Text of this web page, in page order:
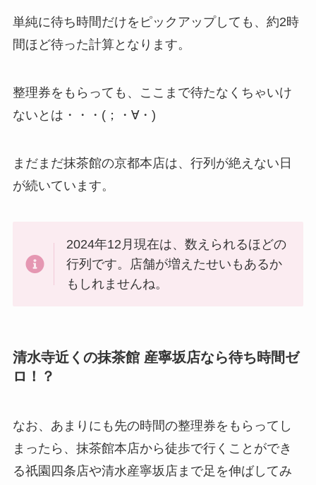
単純に待ち時間だけをピックアップしても、約2時
間ほど待った計算となります。
整理券をもらっても、ここまで待たなくちゃいけ
ないとは・・・(；・∀・)
まだまだ抹茶館の京都本店は、行列が絶えない日
が続いています。
2024年12月現在は、数えられるほどの
行列です。店舗が増えたせいもあるか
もしれませんね。
清水寺近くの抹茶館 産寧坂店なら待ち時間ゼ
ロ！？
なお、あまりにも先の時間の整理券をもらってし
まったら、抹茶館本店から徒歩で行くことができ
る祇園四条店や清水産寧坂店まで足を伸ばしてみ